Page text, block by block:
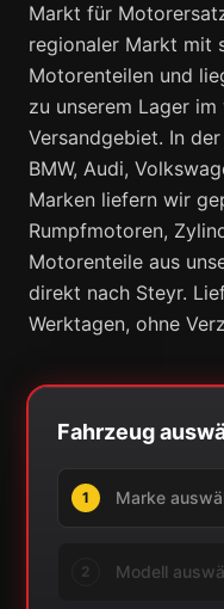
Markt für
regionaler Markt mit
Motorenteilen und
zu unserem Lager
Versandgebiet. In
BMW, Audi,
Marken liefern wir
Rumpfmotoren,
Motorenteile aus
direkt nach Steyr.
Werktagen, ohne
Fahrzeug
1
2